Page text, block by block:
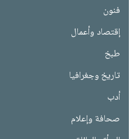
فنون
إقتصاد وأعمال
طبخ
تاريخ وجغرافيا
أدب
صحافة وإعلام